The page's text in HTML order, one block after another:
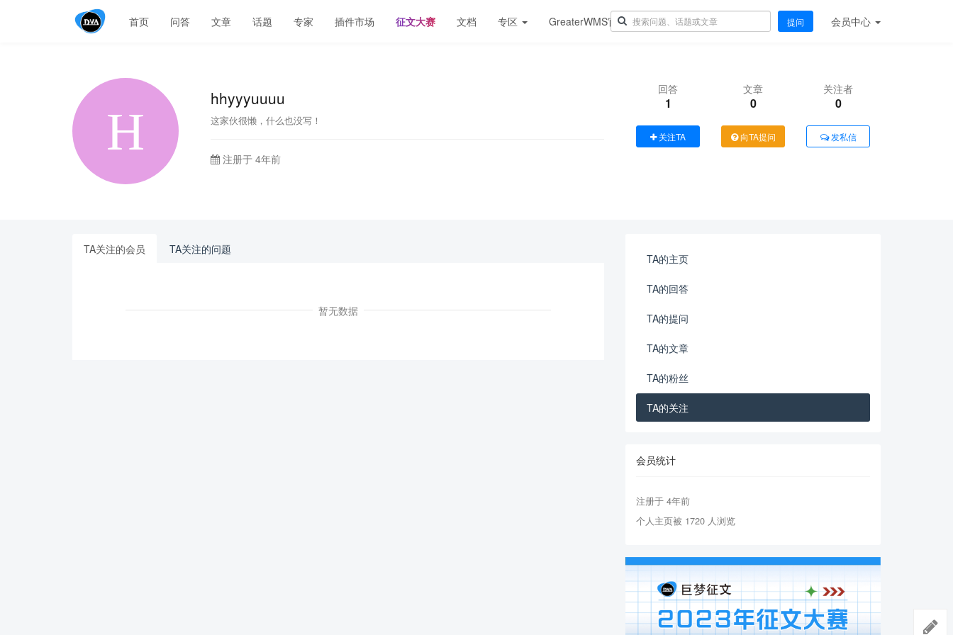
首页 问答 文章 话题 专家 插件市场 征文大赛 文档 专区 GreaterWMS官网 提问 会员中心
hhyyyuuuu
这家伙很懒，什么也没写！
注册于 4年前
回答
1
文章
0
关注者
0
关注TA 向TA提问 发私信
TA关注的会员 TA关注的问题
暂无数据
TA的主页
TA的回答
TA的提问
TA的文章
TA的粉丝
TA的关注
会员统计
注册于 4年前
个人主页被 1720 人浏览